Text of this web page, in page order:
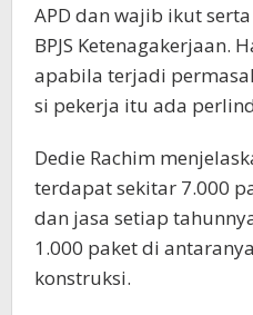
APD dan wajib ikut
BPJS Ketenagakerjaan.
apabila terjadi
si pekerja itu ada
Dedie Rachim
terdapat sekitar 7.000
dan jasa setiap
1.000 paket di
konstruksi.